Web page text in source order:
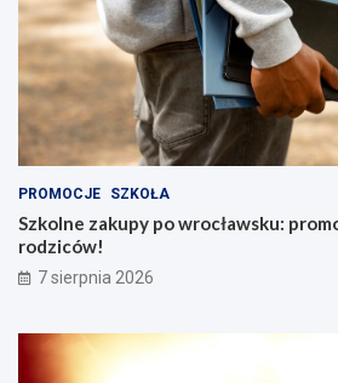
PROMOCJE SZKOŁA
Szkolne zakupy po wrocławsku:
rodziców!
7 sierpnia 2026